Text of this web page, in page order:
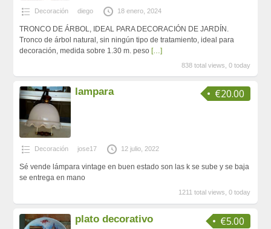
Decoración diego 18 enero, 2024
TRONCO DE ÁRBOL, IDEAL PARA DECORACIÓN DE JARDÍN.
Tronco de árbol natural, sin ningún tipo de tratamiento, ideal para
decoración, medida sobre 1.30 m. peso […]
838 total views, 0 today
€20.00
lampara
Decoración jose17 12 julio, 2022
Sé vende lámpara vintage en buen estado son las k se sube y se baja
se entrega en mano
1211 total views, 0 today
€5.00
plato decorativo